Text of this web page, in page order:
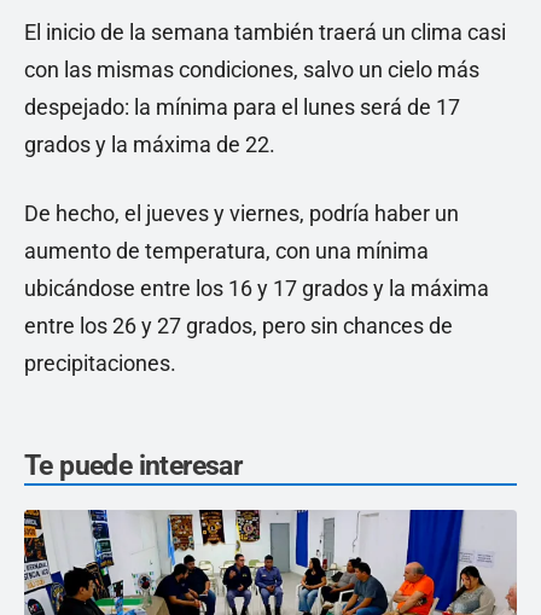
El inicio de la semana también traerá un clima casi
con las mismas condiciones, salvo un cielo más
despejado: la mínima para el lunes será de 17
grados y la máxima de 22.
De hecho, el jueves y viernes, podría haber un
aumento de temperatura, con una mínima
ubicándose entre los 16 y 17 grados y la máxima
entre los 26 y 27 grados, pero sin chances de
precipitaciones.
Te puede interesar